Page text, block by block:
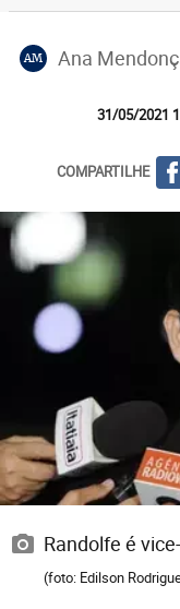
AM Ana
31/05/2021
COMPARTILHE
Randolfe é
(foto: Edilson